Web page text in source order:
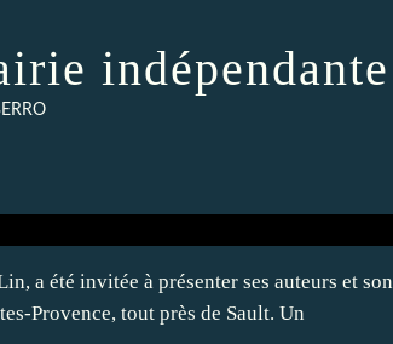
indépendante
a été invitée à présenter ses auteurs et son
Provence, tout près de Sault. Un